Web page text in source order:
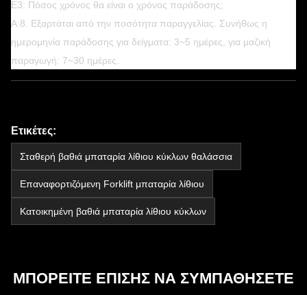
Ε3: Πόσος χρόνος θα είναι ο χρόνος παράδοσης;
Α:8. Εξαρτάται από την ποσότητα παραγγελίας. Συνήθως η
ημερομηνία παράδοσης για δείγματα: 3~5 ημέρες, για μαζική
παραγωγή: 7~30 ημέρες.
Ετικέτες:
Σταθερή βαθιά μπαταρία λίθιου κύκλων θαλάσσια
Επαναφορτιζόμενη Forklift μπαταρία λίθιου
Κατοικημένη βαθιά μπαταρία λίθιου κύκλων
ΜΠΟΡΕΊΤΕ ΕΠΊΣΗΣ ΝΑ ΣΥΜΠΑΘΉΣΕΤΕ